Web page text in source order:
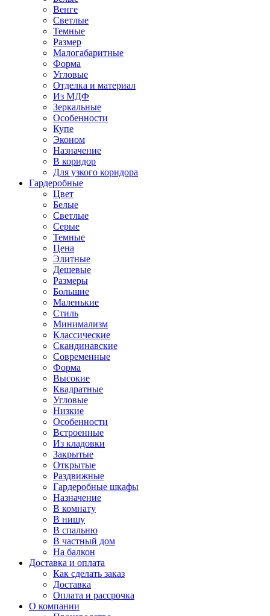
Венге
Светлые
Темные
Размер
Малогабаритные
Форма
Угловые
Отделка и материал
Из МДФ
Зеркальные
Особенности
Купе
Эконом
Назначение
В коридор
Для узкого коридора
Гардеробные
Цвет
Белые
Светлые
Серые
Темные
Цена
Элитные
Дешевые
Размеры
Большие
Маленькие
Стиль
Минимализм
Классические
Скандинавские
Современные
Форма
Высокие
Квадратные
Угловые
Низкие
Особенности
Встроенные
Из кладовки
Закрытые
Открытые
Раздвижные
Гардеробные шкафы
Назначение
В комнату
В нишу
В спальню
В частный дом
На балкон
Доставка и оплата
Как сделать заказ
Доставка
Оплата и рассрочка
О компании